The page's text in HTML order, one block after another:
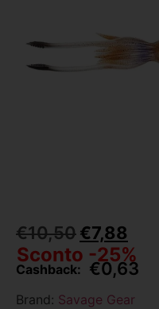
€10,50€7,88
Sconto -25%
Cashback: €0,63
Brand: Savage Gear